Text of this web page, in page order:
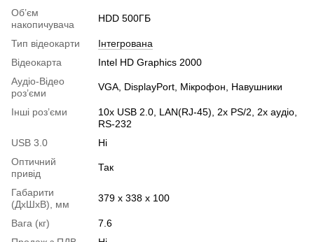
Об’єм
накопичувача
HDD 500ГБ
Тип відеокарти
Інтегрована
Відеокарта
Intel HD Graphics 2000
Аудіо-Відео
роз’єми
VGA, DisplayPort, Мікрофон, Навушники
Інші роз’єми
10x USB 2.0, LAN(RJ-45), 2x PS/2, 2x аудіо,
RS-232
USB 3.0
Ні
Оптичний
привід
Так
Габарити
(ДхШхВ), мм
379 x 338 x 100
Вага (кг)
7.6